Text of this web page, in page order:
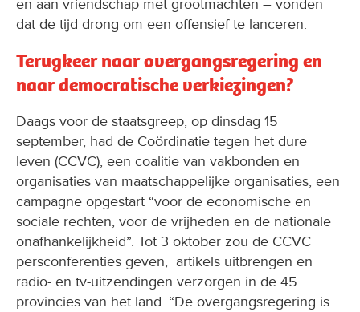
en aan vriendschap met grootmachten – vonden
dat de tijd drong om een offensief te lanceren.
Terugkeer naar overgangsregering en
naar democratische verkiezingen?
Daags voor de staatsgreep, op dinsdag 15
september, had de Coördinatie tegen het dure
leven (CCVC), een coalitie van vakbonden en
organisaties van maatschappelijke organisaties, een
campagne opgestart “voor de economische en
sociale rechten, voor de vrijheden en de nationale
onafhankelijkheid”. Tot 3 oktober zou de CCVC
persconferenties geven, artikels uitbrengen en
radio- en tv-uitzendingen verzorgen in de 45
provincies van het land. “De overgangsregering is